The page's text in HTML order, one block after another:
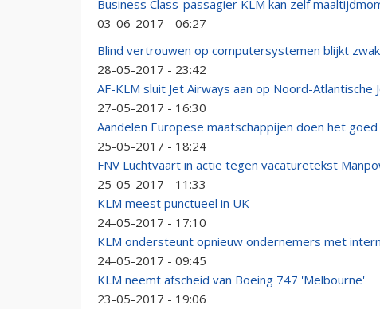
Business Class-passagier KLM kan zelf
03-06-2017 - 06:27
Blind vertrouwen op computersystemen blijkt
28-05-2017 - 23:42
AF-KLM sluit Jet Airways aan op Noord-Atlantische
27-05-2017 - 16:30
Aandelen Europese maatschappijen doen het
25-05-2017 - 18:24
FNV Luchtvaart in actie tegen vacaturetekst
25-05-2017 - 11:33
KLM meest punctueel in UK
24-05-2017 - 17:10
KLM ondersteunt opnieuw ondernemers met
24-05-2017 - 09:45
KLM neemt afscheid van Boeing 747 'Melbourne'
23-05-2017 - 19:06